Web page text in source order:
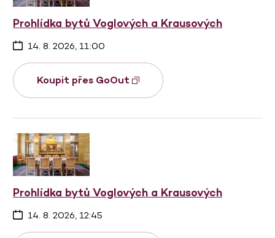
Prohlídka bytů Voglových a Krausových
14. 8. 2026, 11:00
Koupit přes GoOut
Prohlídka bytů Voglových a Krausových
14. 8. 2026, 12:45